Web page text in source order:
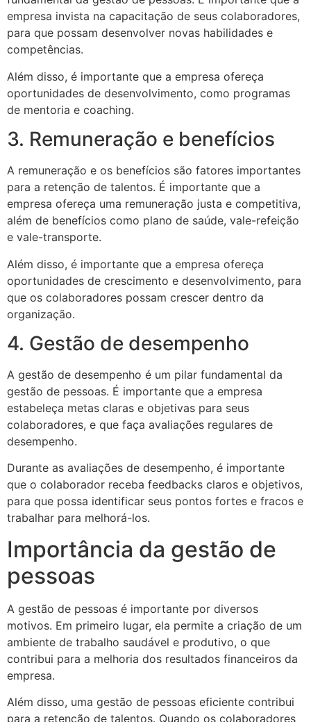
empresa invista na capacitação de seus colaboradores,
para que possam desenvolver novas habilidades e
competências.
Além disso, é importante que a empresa ofereça
oportunidades de desenvolvimento, como programas
de mentoria e coaching.
3. Remuneração e benefícios
A remuneração e os benefícios são fatores importantes
para a retenção de talentos. É importante que a
empresa ofereça uma remuneração justa e competitiva,
além de benefícios como plano de saúde, vale-refeição
e vale-transporte.
Além disso, é importante que a empresa ofereça
oportunidades de crescimento e desenvolvimento, para
que os colaboradores possam crescer dentro da
organização.
4. Gestão de desempenho
A gestão de desempenho é um pilar fundamental da
gestão de pessoas. É importante que a empresa
estabeleça metas claras e objetivas para seus
colaboradores, e que faça avaliações regulares de
desempenho.
Durante as avaliações de desempenho, é importante
que o colaborador receba feedbacks claros e objetivos,
para que possa identificar seus pontos fortes e fracos e
trabalhar para melhorá-los.
Importância da gestão de
pessoas
A gestão de pessoas é importante por diversos
motivos. Em primeiro lugar, ela permite a criação de um
ambiente de trabalho saudável e produtivo, o que
contribui para a melhoria dos resultados financeiros da
empresa.
Além disso, uma gestão de pessoas eficiente contribui
para a retenção de talentos. Quando os colaboradores